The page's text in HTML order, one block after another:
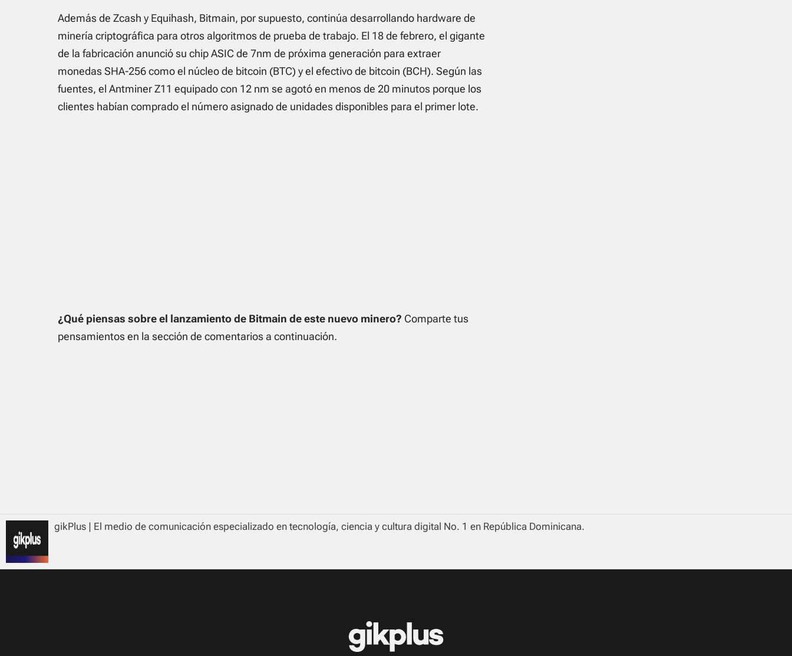
Además de Zcash y Equihash, Bitmain, por supuesto, continúa desarrollando hardware de
minería criptográfica para otros algoritmos de prueba de trabajo. El 18 de febrero, el gigante
de la fabricación anunció su chip ASIC de 7nm de próxima generación para extraer
monedas SHA-256 como el núcleo de bitcoin (BTC) y el efectivo de bitcoin (BCH). Según las
fuentes, el Antminer Z11 equipado con 12 nm se agotó en menos de 20 minutos porque los
clientes habían comprado el número asignado de unidades disponibles para el primer lote.
¿Qué piensas sobre el lanzamiento de Bitmain de este nuevo minero? Comparte tus
pensamientos en la sección de comentarios a continuación.
gikPlus | El medio de comunicación especializado en tecnología, ciencia y cultura digital No. 1 en República Dominicana.